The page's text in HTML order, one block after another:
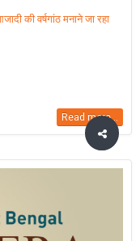
की वर्षगांठ मनाने जा रहा
Read more...